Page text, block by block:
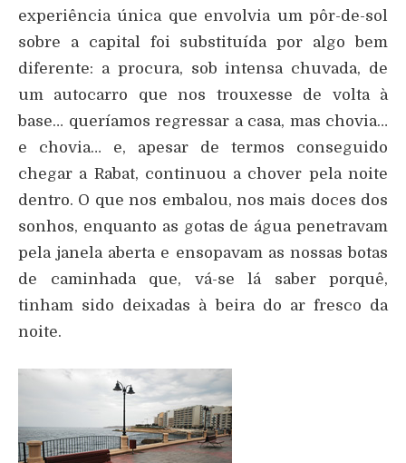
experiência única que envolvia um pôr-de-sol
sobre a capital foi substituída por algo bem
diferente: a procura, sob intensa chuvada, de
um autocarro que nos trouxesse de volta à
base… queríamos regressar a casa, mas chovia…
e chovia… e, apesar de termos conseguido
chegar a Rabat, continuou a chover pela noite
dentro. O que nos embalou, nos mais doces dos
sonhos, enquanto as gotas de água penetravam
pela janela aberta e ensopavam as nossas botas
de caminhada que, vá-se lá saber porquê,
tinham sido deixadas à beira do ar fresco da
noite.